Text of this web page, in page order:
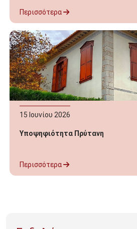
Περισσότερα
15 Ιουνίου 2026
Υποψηφιότητα Πρύτανη
Περισσότερα